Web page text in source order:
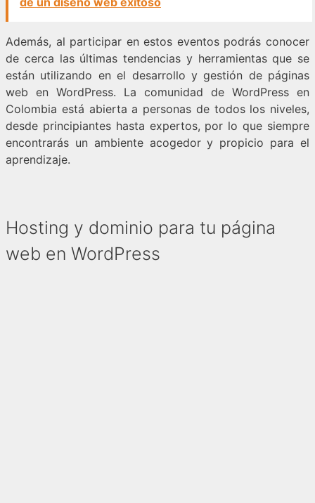
Además, al participar en estos eventos podrás conocer
de cerca las últimas tendencias y herramientas que se
están utilizando en el desarrollo y gestión de páginas
web en WordPress. La comunidad de WordPress en
Colombia está abierta a personas de todos los niveles,
desde principiantes hasta expertos, por lo que siempre
encontrarás un ambiente acogedor y propicio para el
aprendizaje.
Hosting y dominio para tu página
web en WordPress